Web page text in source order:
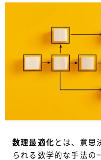
アジャイル
テクノロジー
数理最適化 とは、意思
られる数学的な手法の